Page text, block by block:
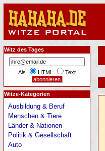
Witz des Tages
Als HTML Text
Witze-Kategorien
Ausbildung & Beruf
Menschen & Tiere
Länder & Nationen
Politik & Gesellschaft
Auto